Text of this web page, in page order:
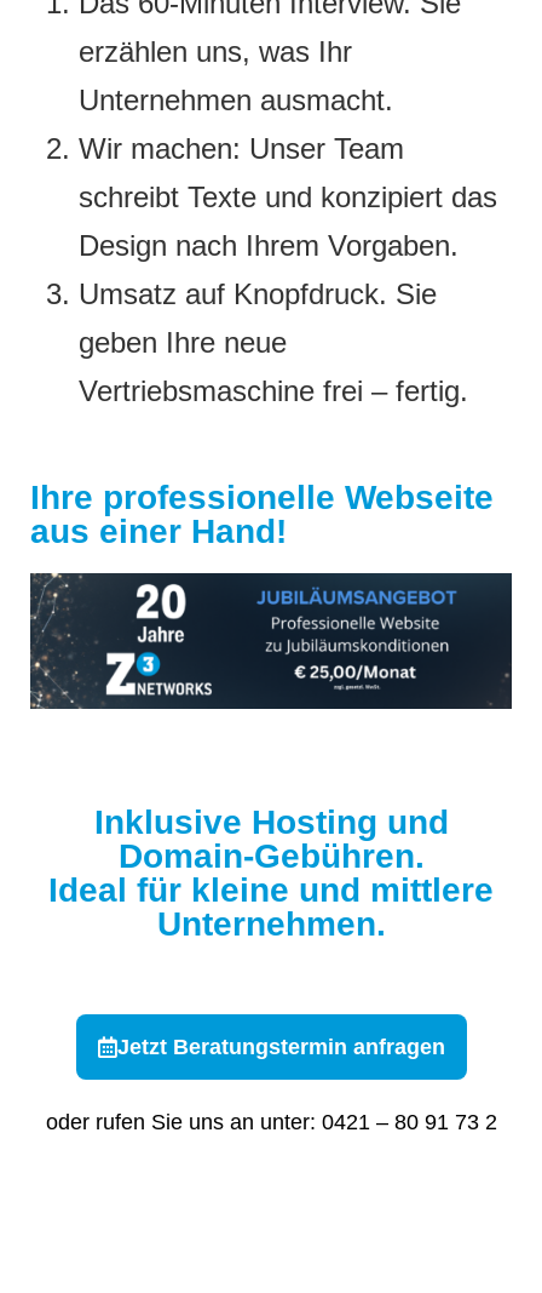
erzählen uns, was Ihr
Unternehmen ausmacht.
Wir machen: Unser Team
schreibt Texte und konzipiert das
Design nach Ihrem Vorgaben.
Umsatz auf Knopfdruck. Sie
geben Ihre neue
Vertriebsmaschine frei – fertig.
Ihre professionelle Webseite
aus einer Hand!
Inklusive Hosting und
Domain-Gebühren.
Ideal für kleine und mittlere
Unternehmen.
Jetzt Beratungstermin anfragen
oder rufen Sie uns an unter: 0421 – 80 91 73 2